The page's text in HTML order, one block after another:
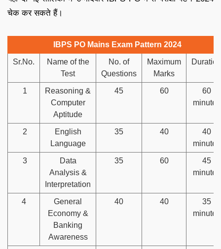
चेक कर सकते हैं।
IBPS PO Mains Exam Pattern 2024
Sr.No.
Name of the
Test
No. of
Questions
Maximum
Marks
Duration
1
Reasoning &
Computer
Aptitude
45 60
60
minutes
2
English
Language
35 40
40
minutes
3
Data
Analysis &
Interpretation
35 60
45
minutes
4
General
Economy &
Banking
Awareness
40 40
35
minutes